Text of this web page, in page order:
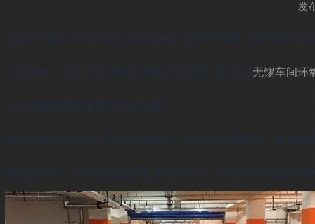
发
在现代工业生产研讨会上地坪它被广泛用于美丽，耐用性和
生活安全，而且还直接影响决赛地坪质量。烟火对 无锡车间环
火灾和爆炸风险是最突出的问题。
建筑工地通常存储大量的易燃材料，例如溶剂和树脂，如果
事故发生后，它不仅会造成重大财产损失，而且还将对建筑